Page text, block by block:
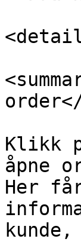
order</
Klikk
åpne
Her